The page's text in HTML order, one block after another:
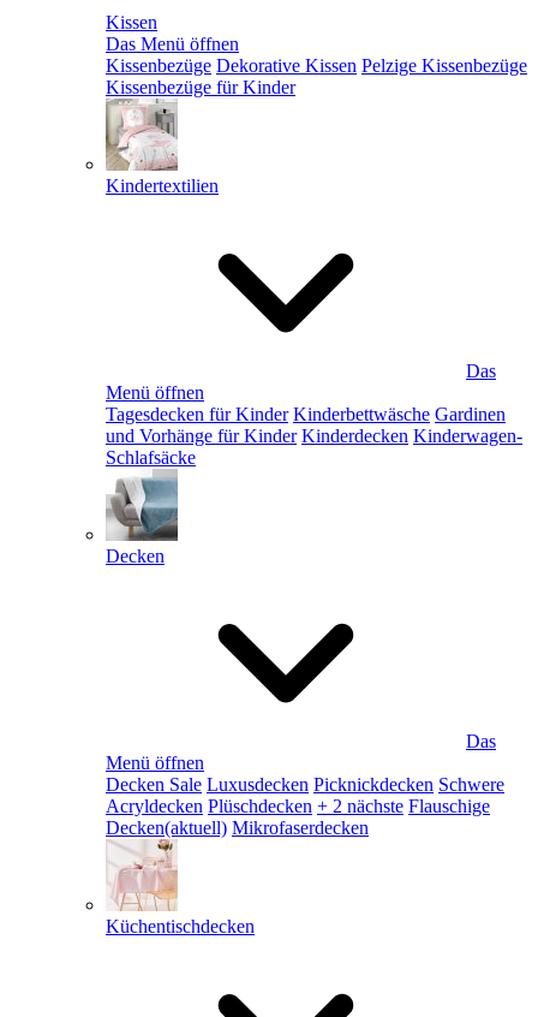
Kissen
Das Menü öffnen
Kissenbezüge Dekorative Kissen Pelzige Kissenbezüge
Kissenbezüge für Kinder
Kindertextilien
Das
Menü öffnen
Tagesdecken für Kinder Kinderbettwäsche Gardinen
und Vorhänge für Kinder Kinderdecken Kinderwagen-
Schlafsäcke
Decken
Das
Menü öffnen
Decken Sale Luxusdecken Picknickdecken Schwere
Acryldecken Plüschdecken + 2 nächste Flauschige
Decken(aktuell) Mikrofaserdecken
Küchentischdecken